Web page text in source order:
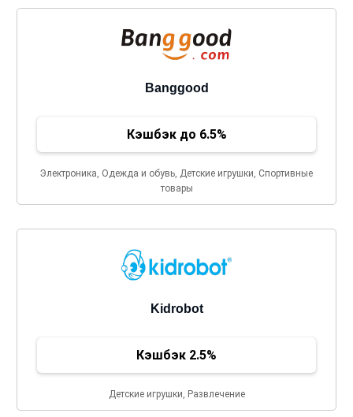
Banggood
Кэшбэк до 6.5%
Электроника, Одежда и обувь, Детские игрушки, Спортивные
товары
Kidrobot
Кэшбэк 2.5%
Детские игрушки, Развлечение